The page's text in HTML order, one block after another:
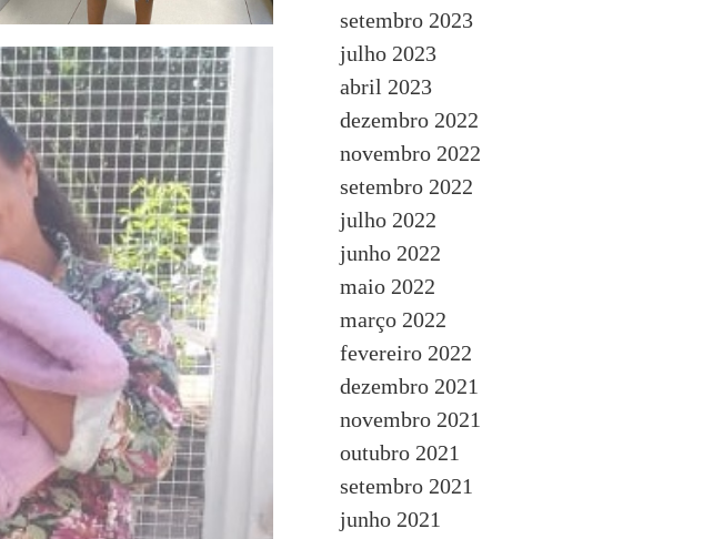
setembro 2023
julho 2023
abril 2023
dezembro 2022
novembro 2022
setembro 2022
julho 2022
junho 2022
maio 2022
março 2022
fevereiro 2022
dezembro 2021
novembro 2021
outubro 2021
setembro 2021
junho 2021